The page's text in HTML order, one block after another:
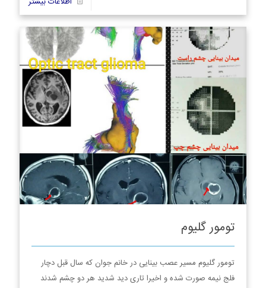
تومور گلیوم
تومور گلیوم مسیر عصب بینایی در خانم جوان که سال قبل دچار
فلج نیمه صورت شده و اخیرا تاری دید شدید هر دو چشم شدند